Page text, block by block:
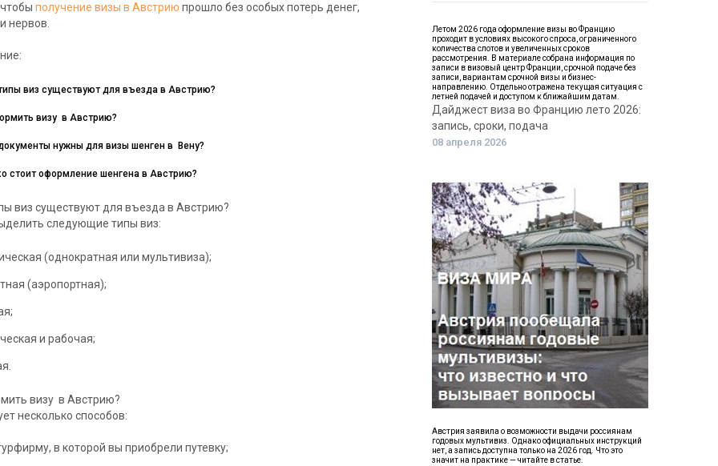
получение визы в Австрию прошло без особых потерь денег,
нервов.
виз существуют для въезда в Австрию?
визу в Австрию?
нужны для визы шенген в Вену?
стоит оформление шенгена в Австрию?
виз существуют для въезда в Австрию?
следующие типы виз:
(однократная или мультивиза);
(аэропортная);
и рабочая;
визу в Австрию?
несколько способов:
в которой вы приобрели путевку;
Летом 2026 года оформление визы во Францию
проходит в условиях высокого спроса, ограниченного
количества слотов и увеличенных сроков
рассмотрения. В материале собрана информация по
записи в визовый центр Франции, срочной подаче без
записи, вариантам срочной визы и бизнес-
направлению. Отдельно отражена текущая ситуация с
летней подачей и доступом к ближайшим датам.
Дайджест виза во Францию лето 2026:
запись, сроки, подача
08 апреля 2026
Австрия заявила о возможности выдачи россиянам
годовых мультивиз. Однако официальных инструкций
нет, а запись доступна только на 2026 год. Что это
значит на практике — читайте в статье.